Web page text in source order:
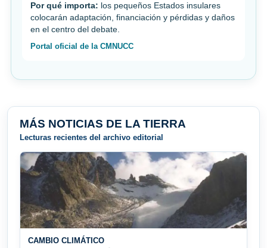
Por qué importa: los pequeños Estados insulares
colocarán adaptación, financiación y pérdidas y daños
en el centro del debate.
Portal oficial de la CMNUCC
MÁS NOTICIAS DE LA TIERRA
Lecturas recientes del archivo editorial
CAMBIO CLIMÁTICO